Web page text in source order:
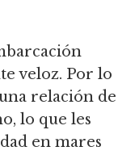
veloz. Por lo
relación de
lo que les
en mares